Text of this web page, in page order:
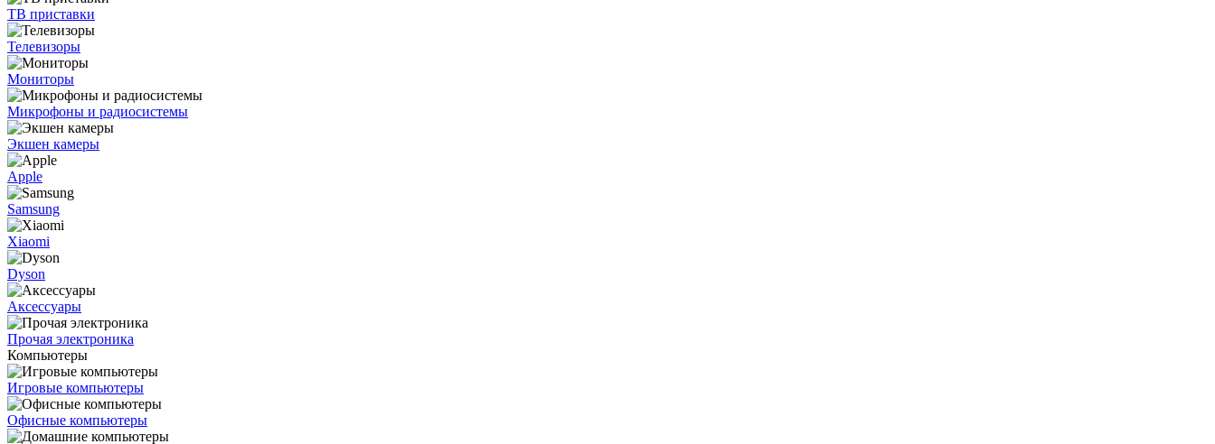
ТВ приставки
Телевизоры
Мониторы
Микрофоны и радиосистемы
Экшен камеры
Apple
Samsung
Xiaomi
Dyson
Аксессуары
Прочая электроника
Компьютеры
Игровые компьютеры
Офисные компьютеры